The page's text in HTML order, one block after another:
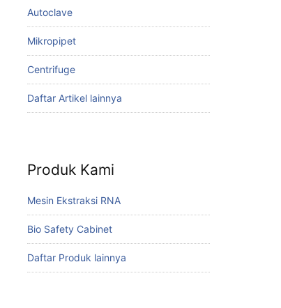
Autoclave
Mikropipet
Centrifuge
Daftar Artikel lainnya
Produk Kami
Mesin Ekstraksi RNA
Bio Safety Cabinet
Daftar Produk lainnya